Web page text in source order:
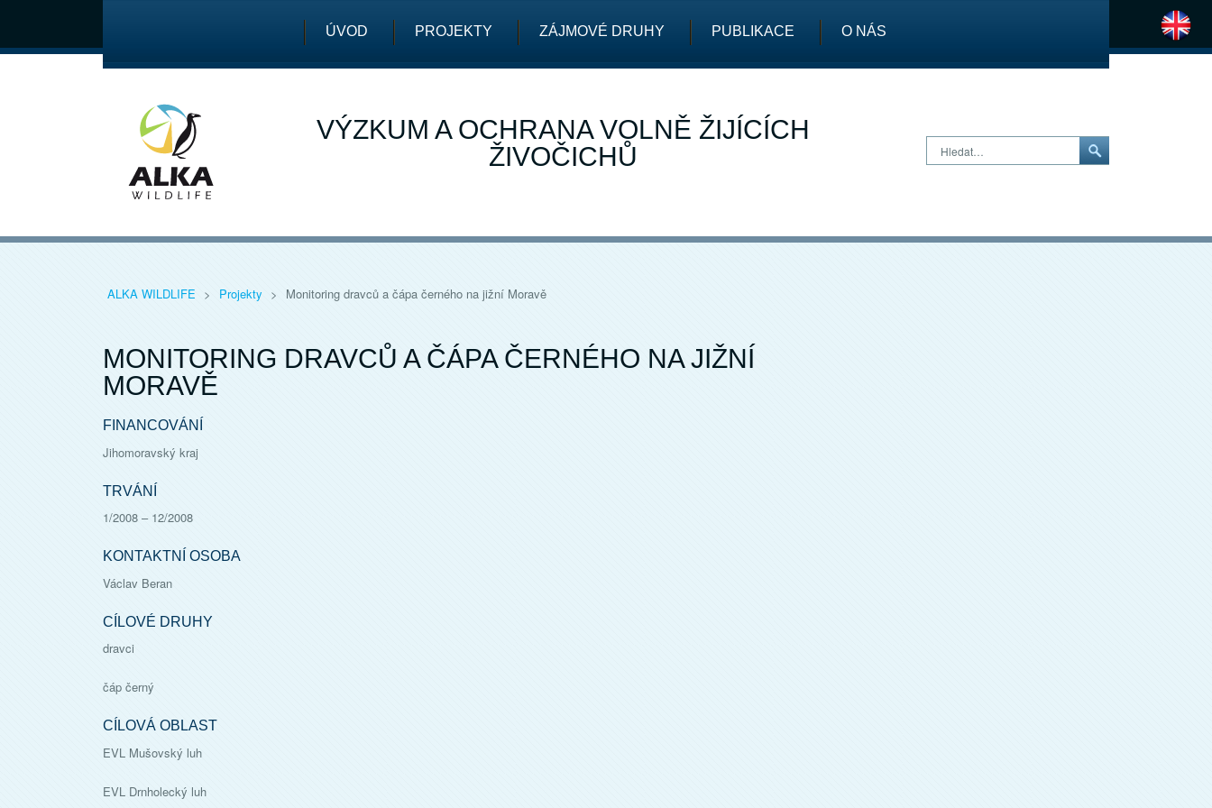
ÚVOD PROJEKTY ZÁJMOVÉ DRUHY PUBLIKACE O NÁS
VÝZKUM A OCHRANA VOLNĚ ŽIJÍCÍCH
ŽIVOČICHŮ
Hledat…
ALKA WILDLIFE > Projekty > Monitoring dravců a čápa černého na jižní Moravě
MONITORING DRAVCŮ A ČÁPA ČERNÉHO NA JIŽNÍ
MORAVĚ
FINANCOVÁNÍ
Jihomoravský kraj
TRVÁNÍ
1/2008 – 12/2008
KONTAKTNÍ OSOBA
Václav Beran
CÍLOVÉ DRUHY
dravci
čáp černý
CÍLOVÁ OBLAST
EVL Mušovský luh
EVL Drnholecký luh